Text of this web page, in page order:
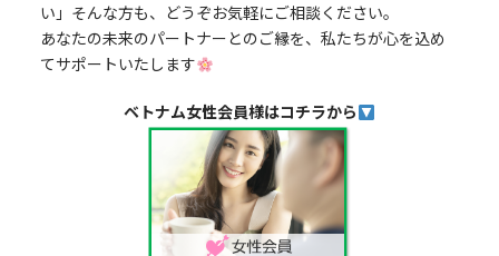
い」そんな方も、どうぞお気軽にご相談ください。
あなたの未来のパートナーとのご縁を、私たちが心を込め
てサポートいたします
ベトナム女性会員様はコチラから